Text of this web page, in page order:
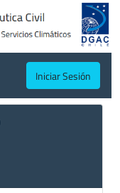
Iniciar Sesión